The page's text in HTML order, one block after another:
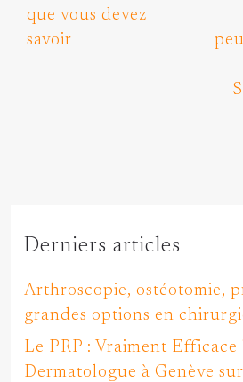
que vous devez
savoir
Derniers articles
Arthroscopie, ostéotomie,
grandes options en
Le PRP : Vraiment Efficace
Dermatologue à Genève